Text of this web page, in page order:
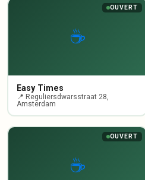
☕
OUVERT
Easy Times
📍 Reguliersdwarsstraat 28,
Amsterdam
☕
OUVERT